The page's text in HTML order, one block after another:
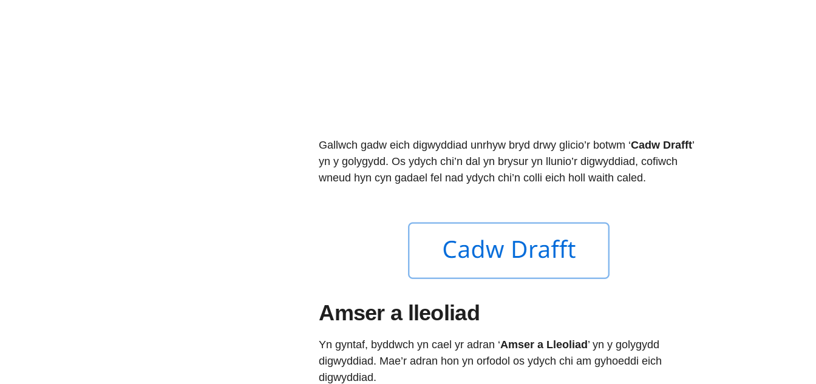
Gallwch gadw eich digwyddiad unrhyw bryd drwy glicio’r botwm ‘Cadw Drafft’
yn y golygydd. Os ydych chi’n dal yn brysur yn llunio’r digwyddiad, cofiwch
wneud hyn cyn gadael fel nad ydych chi’n colli eich holl waith caled.
Amser a lleoliad
Yn gyntaf, byddwch yn cael yr adran ‘Amser a Lleoliad’ yn y golygydd
digwyddiad. Mae’r adran hon yn orfodol os ydych chi am gyhoeddi eich
digwyddiad.